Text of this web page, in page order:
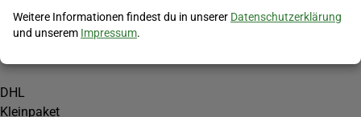
PayPal
Vorkasse
Versand
DHL
Kleinpaket
Weitere Informationen findest du in unserer Datenschutzerklärung
und unserem Impressum.